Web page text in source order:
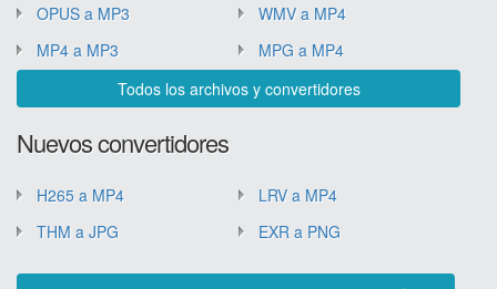
OPUS a MP3
WMV a MP4
MP4 a MP3
MPG a MP4
Todos los archivos y convertidores
Nuevos convertidores
H265 a MP4
LRV a MP4
THM a JPG
EXR a PNG